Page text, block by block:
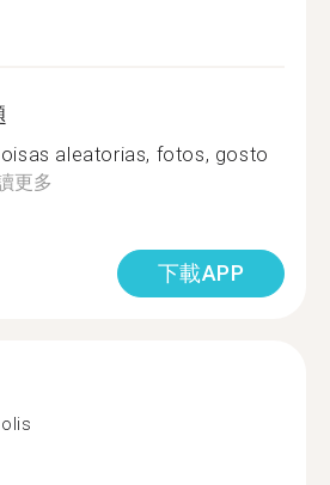
aleatorias, fotos, gosto
更多
下載APP